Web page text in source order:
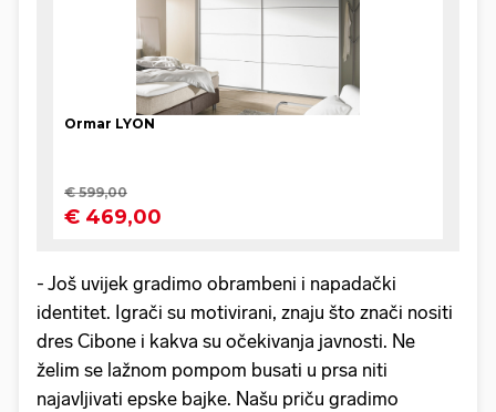
- Još uvijek gradimo obrambeni i napadački
identitet. Igrači su motivirani, znaju što znači nositi
dres Cibone i kakva su očekivanja javnosti. Ne
želim se lažnom pompom busati u prsa niti
najavljivati epske bajke. Našu priču gradimo